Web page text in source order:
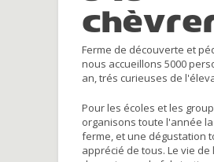
Ferme de découverte et
nous accueillons 5000
an, trés curieuses de
Pour les écoles et les
organisons toute l'année
ferme, et une dégustation
apprécié de tous. Le vie